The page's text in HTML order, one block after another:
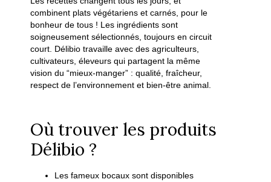
combinent plats végétariens et carnés, pour le
bonheur de tous ! Les ingrédients sont
soigneusement sélectionnés, toujours en circuit
court. Délibio travaille avec des agriculteurs,
cultivateurs, éleveurs qui partagent la même
vision du “mieux-manger” : qualité, fraîcheur,
respect de l’environnement et bien-être animal.
Où trouver les produits
Délibio ?
Les fameux bocaux sont disponibles